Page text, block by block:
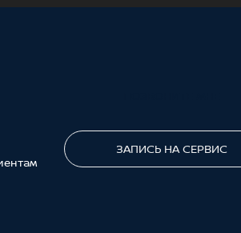
ЗАПИСЬ НА СЕРВИС